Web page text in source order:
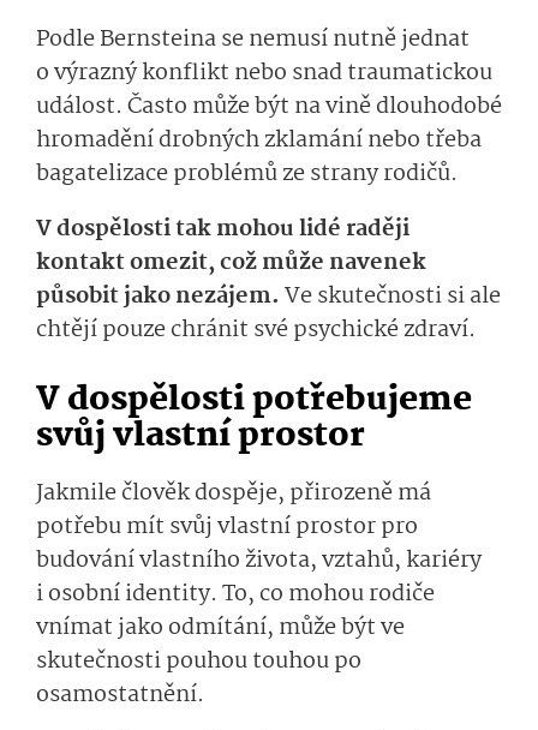
Podle Bernsteina se nemusí nutně jednat
o výrazný konflikt nebo snad traumatickou
událost. Často může být na vině dlouhodobé
hromadění drobných zklamání nebo třeba
bagatelizace problémů ze strany rodičů.
V dospělosti tak mohou lidé raději
kontakt omezit, což může navenek
působit jako nezájem. Ve skutečnosti si ale
chtějí pouze chránit své psychické zdraví.
V dospělosti potřebujeme
svůj vlastní prostor
Jakmile člověk dospěje, přirozeně má
potřebu mít svůj vlastní prostor pro
budování vlastního života, vztahů, kariéry
i osobní identity. To, co mohou rodiče
vnímat jako odmítání, může být ve
skutečnosti pouhou touhou po
osamostatnění.